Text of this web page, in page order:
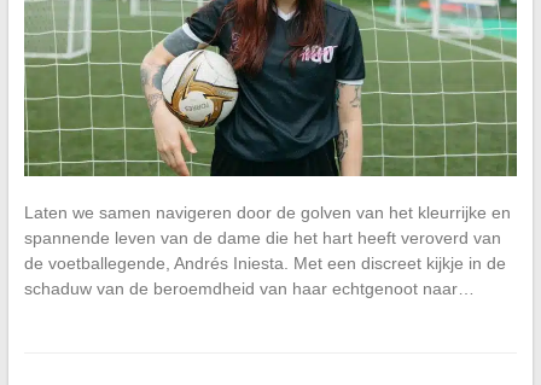
Laten we samen navigeren door de golven van het kleurrijke en
spannende leven van de dame die het hart heeft veroverd van
de voetballegende, Andrés Iniesta. Met een discreet kijkje in de
schaduw van de beroemdheid van haar echtgenoot naar…